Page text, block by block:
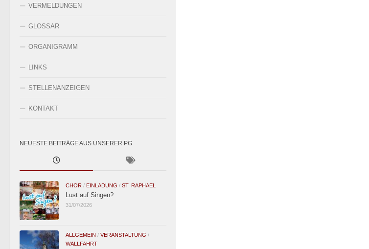
VERMELDUNGEN
GLOSSAR
ORGANIGRAMM
LINKS
STELLENANZEIGEN
KONTAKT
NEUESTE BEITRÄGE AUS UNSERER PG
CHOR / EINLADUNG / ST. RAPHAEL
Lust auf Singen?
31/07/2026
ALLGEMEIN / VERANSTALTUNG /
WALLFAHRT